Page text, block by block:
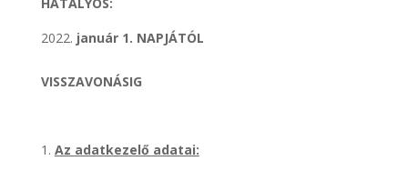
január 1. NAPJÁTÓL
VISSZAVONÁSIG
Az adatkezelő adatai: